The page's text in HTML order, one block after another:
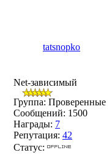
tatsnopko
Net-зависимый
Группа: Проверенные
Сообщений: 1500
Награды: 7
Репутация: 42
Статус: